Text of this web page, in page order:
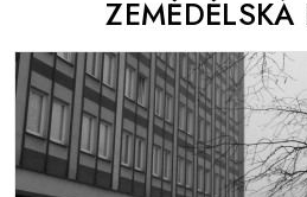
ZEMĚDĚLSKÁ